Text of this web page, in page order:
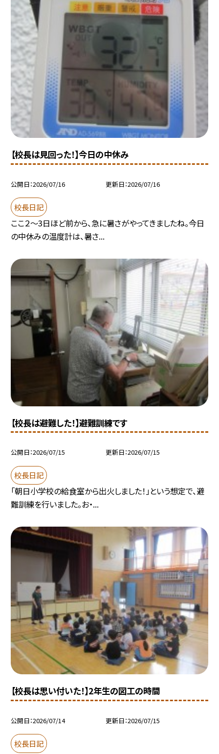
【校長は見回った！】今日の中休み
公開日 2026/07/16 更新日 2026/07/16
校長日記
ここ２～3日ほど前から、急に暑さがやってきましたね。今日
の中休みの温度計は、暑さ...
【校長は避難した！】避難訓練です
公開日 2026/07/15 更新日 2026/07/15
校長日記
「朝日小学校の給食室から出火しました！」という想定で、避
難訓練を行いました。お・...
【校長は思い付いた！】2年生の図工の時間
公開日 2026/07/14 更新日 2026/07/15
校長日記